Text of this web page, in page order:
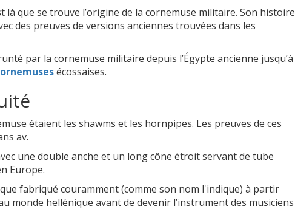
que se trouve l’origine de la cornemuse militaire. Son histoire
des preuves de versions anciennes trouvées dans les
par la cornemuse militaire depuis l’Égypte ancienne jusqu’à
écossaises.
étaient les shawms et les hornpipes. Les preuves de ces
av.
une double anche et un long cône étroit servant de tube
Europe.
fabriqué couramment (comme son nom l'indique) à partir
monde hellénique avant de devenir l’instrument des musiciens